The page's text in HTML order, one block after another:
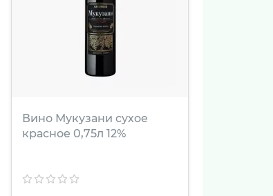
Вино Мукузани сухое
красное 0,75л 12%